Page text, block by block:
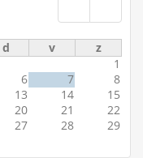
d v
z
1
6 7
8
13 14
15
20 21
22
27 28
29